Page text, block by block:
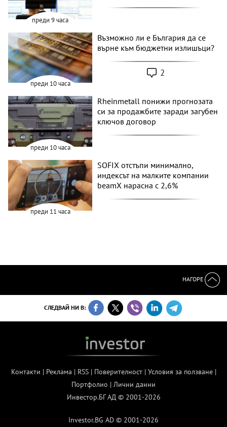
преди 9 часа
преди 10 часа
Възможно ли е България да се
върне към бюджетни излишъци?
2
преди 10 часа
Rheinmetall понижи прогнозата
си за продажбите заради загубен
ключов договор
преди 11 часа
SOFIX отстъпи минимално,
индексът на малките компании
beamX нарасна с 2,6%
НАГОРЕ
СЛЕДВАЙ НИ В:
Контакти | Реклама | RSS| Поверителност| Условия за ползване|
Портфолио | Лични данни
Инвестор.БГ АД © 2001-2026
Investor.BG AD © 2001-2026